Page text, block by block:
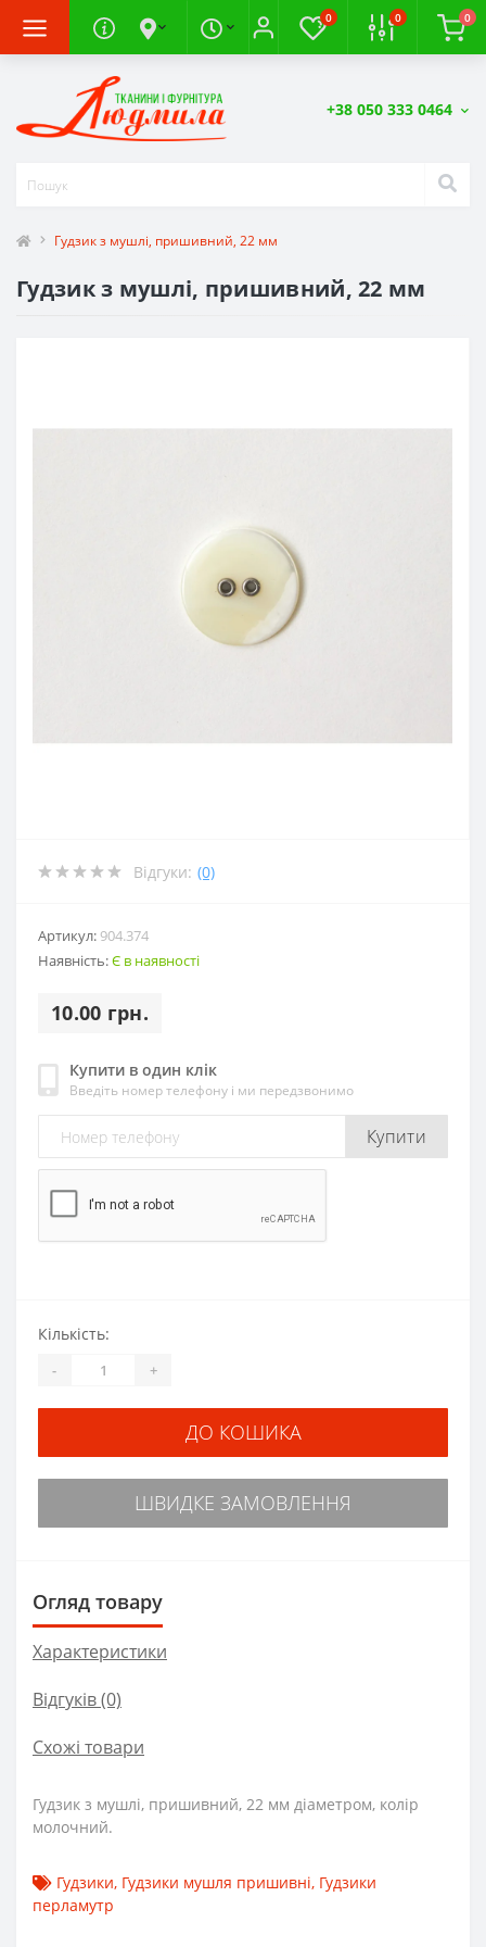
0 0 0
+38 050 333 0464
Гудзик з мушлі, пришивний, 22 мм
Гудзик з мушлі, пришивний, 22 мм
Відгуки: (0)
Артикул: 904.374
Наявність:Є в наявності
10.00 грн.
Купити в один клік
Введіть номер телефону і ми передзвонимо
Купити
Кількість:
- +
ДО КОШИКА
ШВИДКЕ ЗАМОВЛЕННЯ
Огляд товару
Характеристики
Відгуків (0)
Схожі товари
Гудзик з мушлі, пришивний, 22 мм діаметром, колір
молочний.
Гудзики, Гудзики мушля пришивні, Гудзики
перламутр